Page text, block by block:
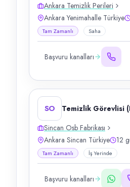
Ankara Temizlik Perileri
Ankara Yenimahalle Türkiye
Tam Zamanlı Saha
Başvuru kanalları
SO
Temizlik Görevlisi
Sincan Osb Fabrikası
Ankara Sincan Türkiye
12
Tam Zamanlı İş Yerinde
Başvuru kanalları